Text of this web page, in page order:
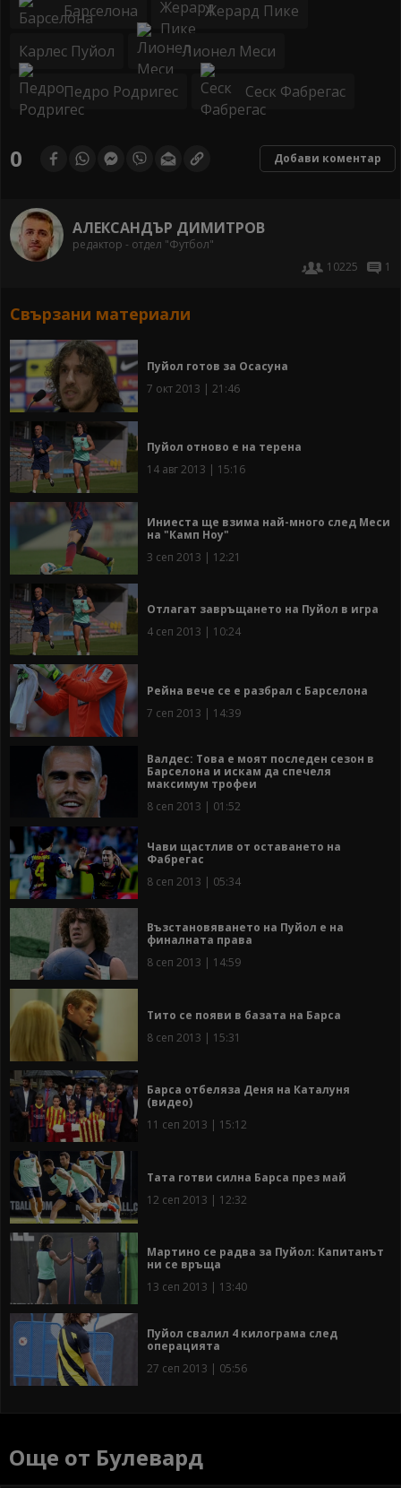
Барселона Жерард Пике
Карлес Пуйол Лионел Меси
Педро Родригес Сеск Фабрегас
0 Добави коментар
АЛЕКСАНДЪР ДИМИТРОВ
редактор - отдел "Футбол"
10225
1
Свързани материали
Пуйол готов за Осасуна
7 окт 2013 | 21:46
Пуйол отново е на терена
14 авг 2013 | 15:16
Иниеста ще взима най-много след Меси
на "Камп Ноу"
3 сеп 2013 | 12:21
Отлагат завръщането на Пуйол в игра
4 сеп 2013 | 10:24
Рейна вече се е разбрал с Барселона
7 сеп 2013 | 14:39
Валдес: Това е моят последен сезон в
Барселона и искам да спечеля
максимум трофеи
8 сеп 2013 | 01:52
Чави щастлив от оставането на
Фабрегас
8 сеп 2013 | 05:34
Възстановяването на Пуйол е на
финалната права
8 сеп 2013 | 14:59
Тито се появи в базата на Барса
8 сеп 2013 | 15:31
Барса отбеляза Деня на Каталуня
(видео)
11 сеп 2013 | 15:12
Тата готви силна Барса през май
12 сеп 2013 | 12:32
Мартино се радва за Пуйол: Капитанът
ни се връща
13 сеп 2013 | 13:40
Пуйол свалил 4 килограма след
операцията
27 сеп 2013 | 05:56
Още от Булевард